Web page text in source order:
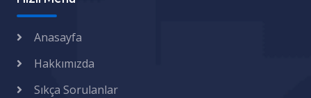
Anasayfa
Hakkımızda
Sıkça Sorulanlar